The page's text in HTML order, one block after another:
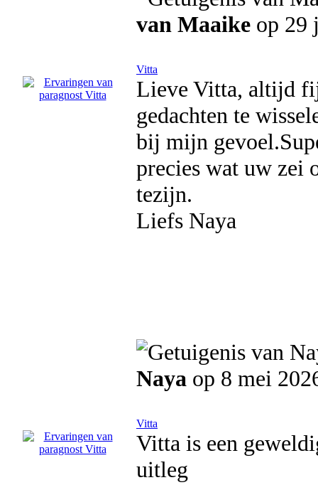
van Maaike op 29
Vitta
Lieve Vitta, altijd
gedachten te
bij mijn
precies wat uw zei
tezijn.
Liefs Naya
Naya op 8 mei
Vitta
Vitta is een
uitleg